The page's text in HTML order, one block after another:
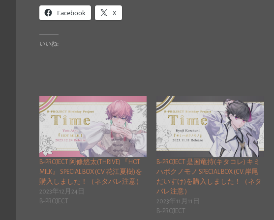
Facebook X
いいね:
B-PROJECT 阿修悠太(THRIVE) 『HOT
MILK』 SPECIAL BOX (CV.花江夏樹)を
購入しました！（ネタバレ注意）
2023年12月24日
B-PROJECT
B-PROJECT 是国竜持(キタコレ) キミ
ハボクノモノ SPECIAL BOX (CV.岸尾
だいすけ)を購入しました！（ネタ
バレ注意）
2023年11月11日
B-PROJECT